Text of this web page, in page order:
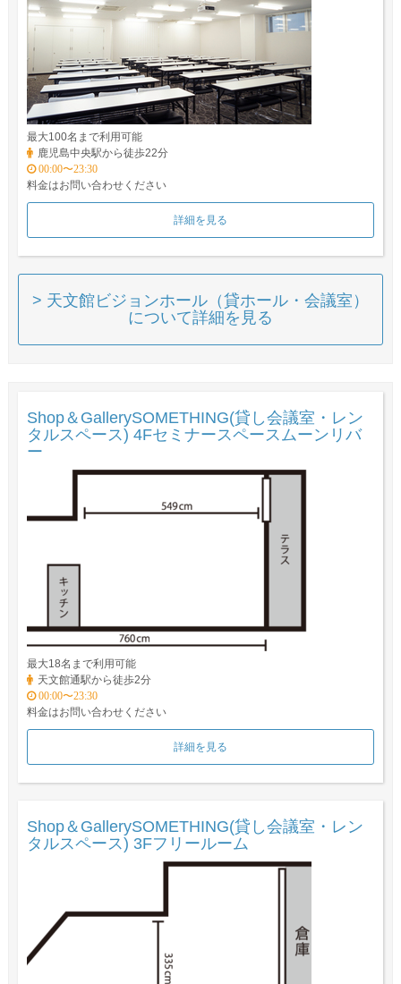
最大100名まで利用可能
鹿児島中央駅から徒歩22分
00:00〜23:30
料金はお問い合わせください
詳細を見る
> 天文館ビジョンホール（貸ホール・会議室）
について詳細を見る
Shop＆GallerySOMETHING(貸し会議室・レン
タルスペース) 4Fセミナースペースムーンリバ
ー
最大18名まで利用可能
天文館通駅から徒歩2分
00:00〜23:30
料金はお問い合わせください
詳細を見る
Shop＆GallerySOMETHING(貸し会議室・レン
タルスペース) 3Fフリールーム